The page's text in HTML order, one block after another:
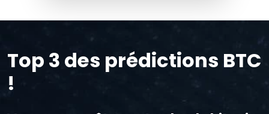
Top 3 des prédictions BTC
!